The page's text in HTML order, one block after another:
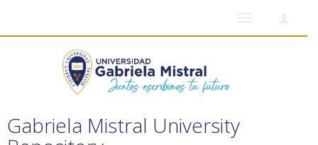
Gabriela Mistral University